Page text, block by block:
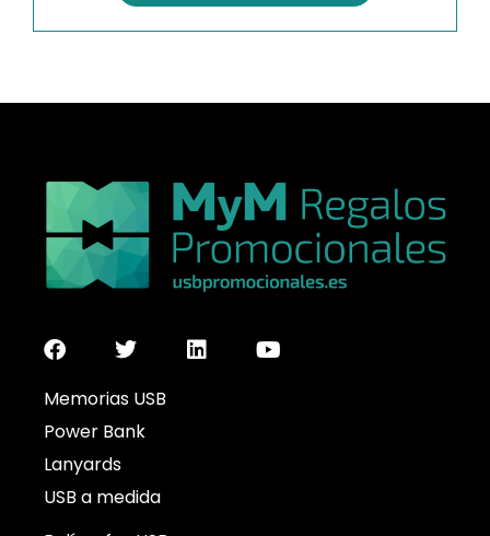
Memorias USB
Power Bank
Lanyards
USB a medida